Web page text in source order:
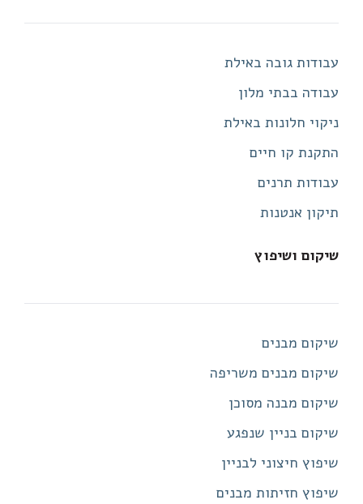
עבודות גובה באילת
עבודה בבתי מלון
ניקוי חלונות באילת
התקנת קו חיים
עבודות תרנים
תיקון אנטנות
שיקום ושיפוץ
שיקום מבנים
שיקום מבנים משריפה
שיקום מבנה מסוכן
שיקום בניין שנפגע
שיפוץ חיצוני לבניין
שיפוץ חזיתות מבנים